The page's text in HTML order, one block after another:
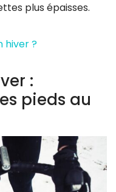
plus épaisses.
hiver ?
:
pieds au